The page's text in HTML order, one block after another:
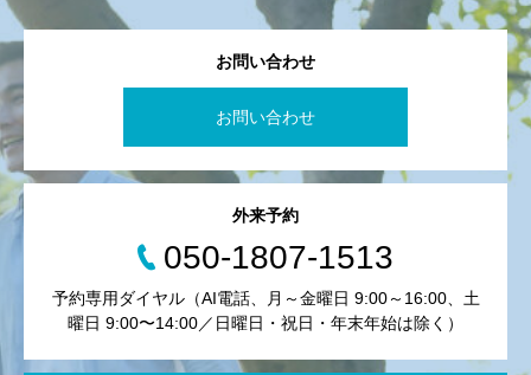
お問い合わせ
お問い合わせ
外来予約
050-1807-1513
予約専用ダイヤル（AI電話、月～金曜日 9:00～16:00、土
曜日 9:00〜14:00／日曜日・祝日・年末年始は除く）